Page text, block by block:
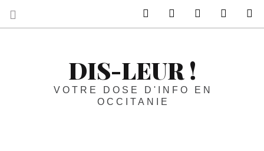
DIS-LEUR !
VOTRE DOSE D'INFO EN
OCCITANIE